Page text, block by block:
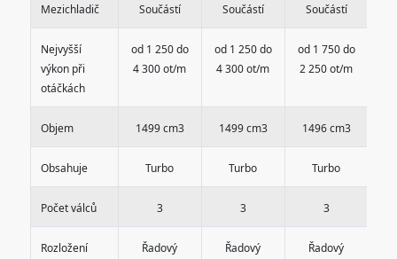
Mezichladič Součástí Součástí Součástí
Nejvyšší
výkon při
otáčkách
od 1 250 do
4 300 ot/m
od 1 250 do
4 300 ot/m
od 1 750 do
2 250 ot/m
Objem 1499 cm3 1499 cm3 1496 cm3
Obsahuje Turbo Turbo Turbo
Počet válců 3 3 3
Rozložení
Řadový Řadový Řadový